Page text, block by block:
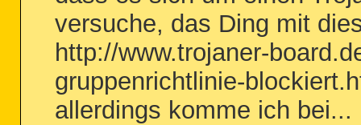
versuche, das Ding mit
http://www.trojaner-
gruppenrichtlinie-
allerdings komme ich bei...